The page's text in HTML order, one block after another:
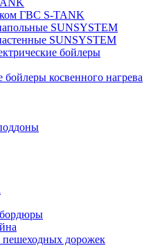
ГВС S-TANK
SUNSYSTEM
SUNSYSTEM
бойлеры
косвенного нагрева
дорожек